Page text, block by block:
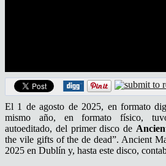
El 1 de agosto de 2025, en formato
mismo año, en formato físico,
autoeditado, del primer disco de
the vile gifts of the de dead”. Ancient
2025 en Dublín y, hasta este disco,